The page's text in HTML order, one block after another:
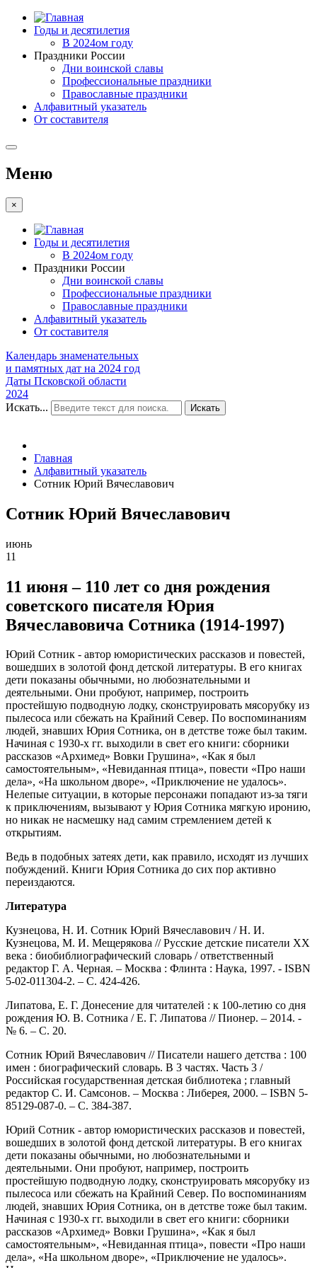
Годы и десятилетия
В 2024ом году
Праздники России
Дни воинской славы
Профессиональные праздники
Православные праздники
Алфавитный указатель
От составителя
Меню
×
Годы и десятилетия
В 2024ом году
Праздники России
Дни воинской славы
Профессиональные праздники
Православные праздники
Алфавитный указатель
От составителя
Календарь знаменательных
и памятных дат на 2024 год
Даты Псковской области
2024
Искать...
Искать
Главная
Алфавитный указатель
Сотник Юрий Вячеславович
Сотник Юрий Вячеславович
июнь
11
11 июня – 110 лет со дня рождения
советского писателя Юрия
Вячеславовича Сотника (1914-1997)
Юрий Сотник - автор юмористических рассказов и повестей,
вошедших в золотой фонд детской литературы. В его книгах
дети показаны обычными, но любознательными и
деятельными. Они пробуют, например, построить
простейшую подводную лодку, сконструировать мясорубку из
пылесоса или сбежать на Крайний Север. По воспоминаниям
людей, знавших Юрия Сотника, он в детстве тоже был таким.
Начиная с 1930-х гг. выходили в свет его книги: сборники
рассказов «Архимед» Вовки Грушина», «Как я был
самостоятельным», «Невиданная птица», повести «Про наши
дела», «На школьном дворе», «Приключение не удалось».
Нелепые ситуации, в которые персонажи попадают из-за тяги
к приключениям, вызывают у Юрия Сотника мягкую иронию,
но никак не насмешку над самим стремлением детей к
открытиям.
Ведь в подобных затеях дети, как правило, исходят из лучших
побуждений. Книги Юрия Сотника до сих пор активно
переиздаются.
Литература
Кузнецова, Н. И. Сотник Юрий Вячеславович / Н. И.
Кузнецова, М. И. Мещерякова // Русские детские писатели XX
века : биобиблиографический словарь / ответственный
редактор Г. А. Черная. – Москва : Флинта : Наука, 1997. - ISBN
5-02-011304-2. – С. 424-426.
Липатова, Е. Г. Донесение для читателей : к 100-летию со дня
рождения Ю. В. Сотника / Е. Г. Липатова // Пионер. – 2014. -
№ 6. – С. 20.
Сотник Юрий Вячеславович // Писатели нашего детства : 100
имен : биографический словарь. В 3 частях. Часть 3 /
Российская государственная детская библиотека ; главный
редактор С. И. Самсонов. – Москва : Либерея, 2000. – ISBN 5-
85129-087-0. – С. 384-387.
Юрий Сотник - автор юмористических рассказов и повестей,
вошедших в золотой фонд детской литературы. В его книгах
дети показаны обычными, но любознательными и
деятельными. Они пробуют, например, построить
простейшую подводную лодку, сконструировать мясорубку из
пылесоса или сбежать на Крайний Север. По воспоминаниям
людей, знавших Юрия Сотника, он в детстве тоже был таким.
Начиная с 1930-х гг. выходили в свет его книги: сборники
рассказов «Архимед» Вовки Грушина», «Как я был
самостоятельным», «Невиданная птица», повести «Про наши
дела», «На школьном дворе», «Приключение не удалось».